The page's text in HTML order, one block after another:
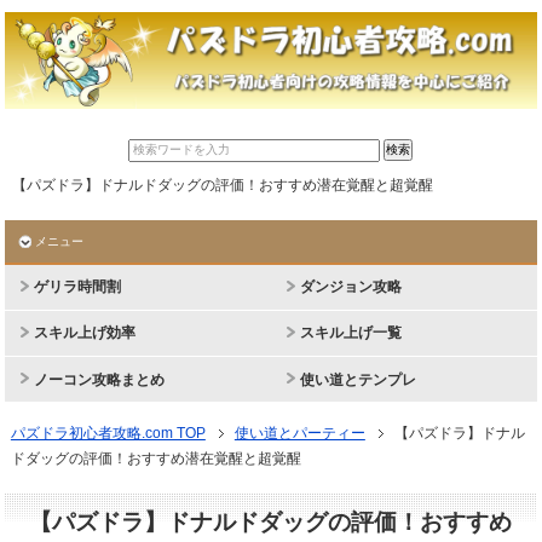
【パズドラ】ドナルドダッグの評価！おすすめ潜在覚醒と超覚醒
メニュー
ゲリラ時間割 ダンジョン攻略
スキル上げ効率 スキル上げ一覧
ノーコン攻略まとめ 使い道とテンプレ
パズドラ初心者攻略.com TOP 使い道とパーティー
【パズドラ】ドナル
ドダッグの評価！おすすめ潜在覚醒と超覚醒
【パズドラ】ドナルドダッグの評価！おすすめ